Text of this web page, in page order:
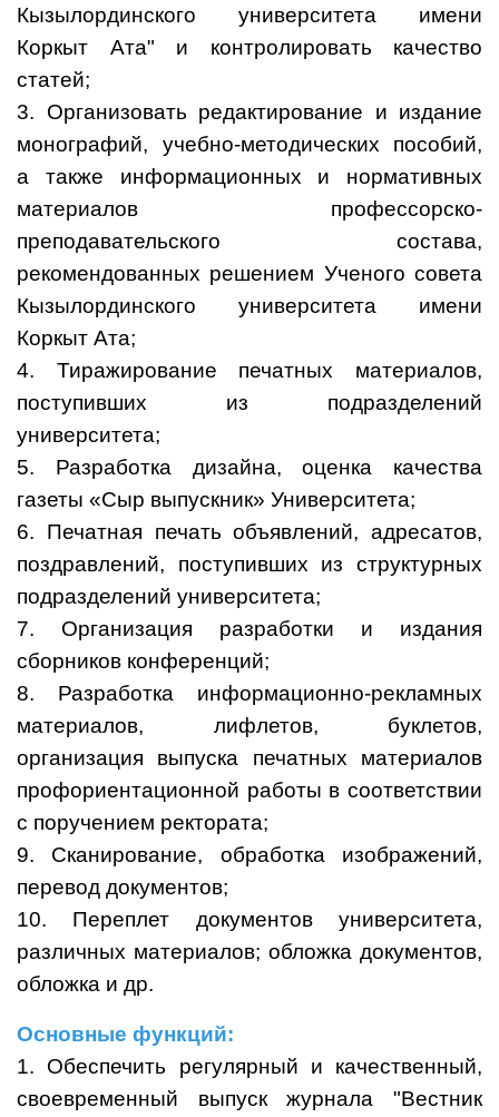
Кызылординского университета имени
Коркыт Ата" и контролировать качество
статей;
3. Организовать редактирование и издание
монографий, учебно-методических пособий,
а также информационных и нормативных
материалов профессорско-
преподавательского состава,
рекомендованных решением Ученого совета
Кызылординского университета имени
Коркыт Ата;
4. Тиражирование печатных материалов,
поступивших из подразделений
университета;
5. Разработка дизайна, оценка качества
газеты «Сыр выпускник» Университета;
6. Печатная печать объявлений, адресатов,
поздравлений, поступивших из структурных
подразделений университета;
7. Организация разработки и издания
сборников конференций;
8. Разработка информационно-рекламных
материалов, лифлетов, буклетов,
организация выпуска печатных материалов
профориентационной работы в соответствии
с поручением ректората;
9. Сканирование, обработка изображений,
перевод документов;
10. Переплет документов университета,
различных материалов; обложка документов,
обложка и др.
Основные функций:
1. Обеспечить регулярный и качественный,
своевременный выпуск журнала "Вестник